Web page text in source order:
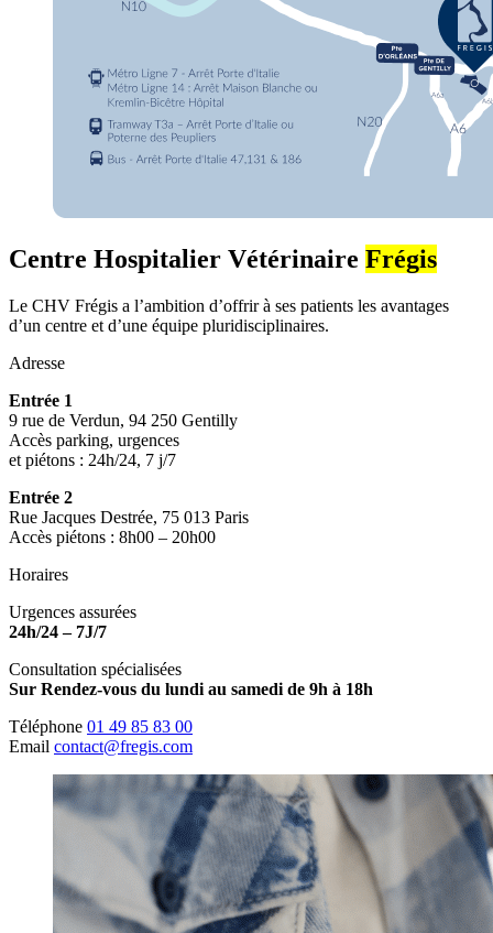
Centre Hospitalier Vétérinaire Frégis
Le CHV Frégis a l’ambition d’offrir à ses patients les avantages
d’un centre et d’une équipe pluridisciplinaires.
Adresse
Entrée 1
9 rue de Verdun, 94 250 Gentilly
Accès parking, urgences
et piétons : 24h/24, 7 j/7
Entrée 2
Rue Jacques Destrée, 75 013 Paris
Accès piétons : 8h00 – 20h00
Horaires
Urgences assurées
24h/24 – 7J/7
Consultation spécialisées
Sur Rendez-vous du lundi au samedi de 9h à 18h
Téléphone 01 49 85 83 00
Email contact@fregis.com